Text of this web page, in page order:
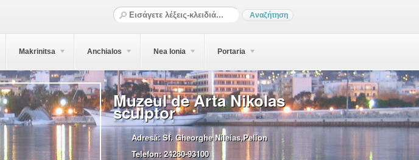
Makrinitsa Anchialos Nea Ionia Portaria
Muzeul de Arta Nikolas
sculptor
Adresă:Sf. Gheorghe Nileias,Pelion
Telefon:24280-93100